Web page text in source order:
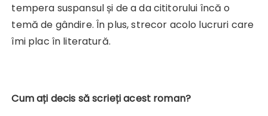
tempera suspansul și de a da cititorului încă o
temă de gândire. În plus, strecor acolo lucruri care
îmi plac în literatură.
Cum ați decis să scrieți acest roman?